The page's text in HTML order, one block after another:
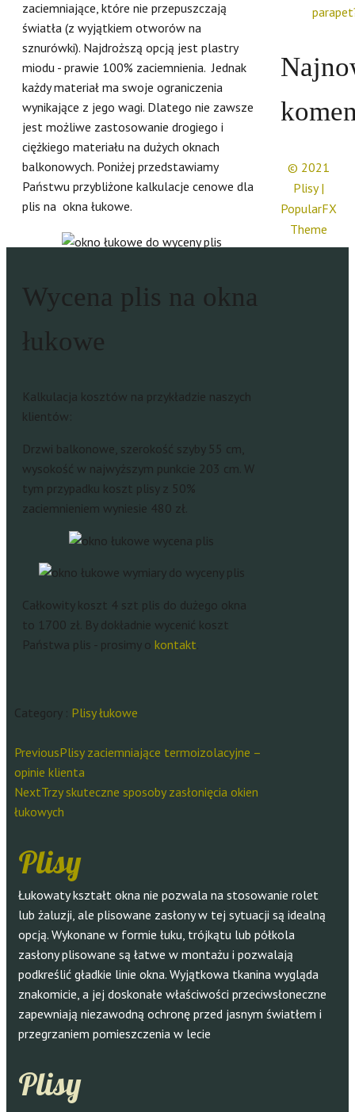
zaciemniające, które nie przepuszczają
światła (z wyjątkiem otworów na
sznurówki). Najdroższą opcją jest plastry
miodu - prawie 100% zaciemnienia. Jednak
każdy materiał ma swoje ograniczenia
wynikające z jego wagi. Dlatego nie zawsze
jest możliwe zastosowanie drogiego i
ciężkiego materiału na dużych oknach
balkonowych. Poniżej przedstawiamy
Państwu przybliżone kalkulacje cenowe dla
plis na okna łukowe.
Wycena plis na okna
łukowe
Kalkulacja kosztów na przykładzie naszych
klientów:
Drzwi balkonowe, szerokość szyby 55 cm,
wysokość w najwyższym punkcie 203 cm. W
tym przypadku koszt plisy z 50%
zaciemnieniem wyniesie 480 zł.
Całkowity koszt 4 szt plis do dużego okna
to 1700 zł. By dokładnie wycenić koszt
Państwa plis - prosimy o kontakt
Category : Plisy łukowe
PreviousPlisy zaciemniające termoizolacyjne –
opinie klienta
NextTrzy skuteczne sposoby zasłonięcia okien
łukowych
© 2021
Plisy |
PopularFX
Theme
Plisy
Łukowaty kształt okna nie pozwala na stosowanie rolet
lub żaluzji, ale plisowane zasłony w tej sytuacji są idealną
opcją. Wykonane w formie łuku, trójkątu lub półkola
zasłony plisowane są łatwe w montażu i pozwalają
podkreślić gładkie linie okna. Wyjątkowa tkanina wygląda
znakomicie, a jej doskonałe właściwości przeciwsłoneczne
zapewniają niezawodną ochronę przed jasnym światłem i
przegrzaniem pomieszczenia w lecie
Plisy